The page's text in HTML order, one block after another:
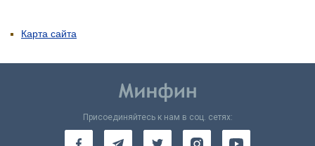
Карта сайта
Присоединяйтесь к нам в соц. сетях: